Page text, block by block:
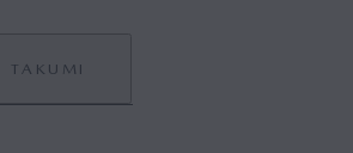
TAKUMI